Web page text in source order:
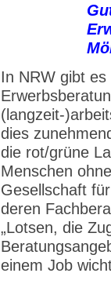
In NRW gibt
(langzeit-
dies
die rot/grüne
Menschen
Gesellschaft
deren
„Lotsen, die
einem Job